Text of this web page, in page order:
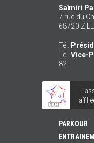
Saïmiri
7 rue du
68720
Tél.
Tél. Vice-
82
PARKOUR